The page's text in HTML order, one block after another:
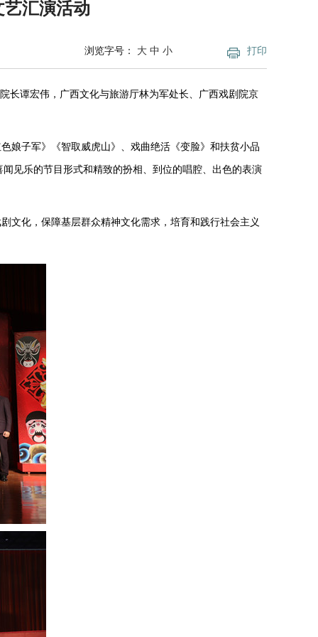
艺汇演活动
打印
浏览字号： 大 中 小
长谭宏伟，广西文化与旅游厅林为军处长、广西戏剧院京
娘子军》《智取威虎山》、戏曲绝活《变脸》和扶贫小品
见乐的节目形式和精致的扮相、到位的唱腔、出色的表演
文化，保障基层群众精神文化需求，培育和践行社会主义